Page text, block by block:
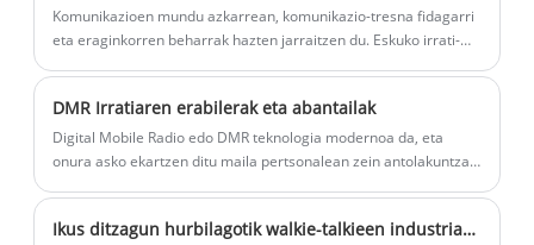
Komunikazioen mundu azkarrean, komunikazio-tresna fidagarri
eta eraginkorren beharrak hazten jarraitzen du. Eskuko irrati-
DMR Irratiaren erabilerak eta abantailak
Digital Mobile Radio edo DMR teknologia modernoa da, eta
onura asko ekartzen ditu maila pertsonalean zein antolakuntza
Ikus ditzagun hurbilagotik walkie-talkieen industriako azken berriak eta joerak.